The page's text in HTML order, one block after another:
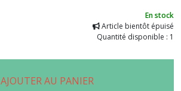
En stock
Article bientôt épuisé
Quantité disponible : 1
AJOUTER AU PANIER